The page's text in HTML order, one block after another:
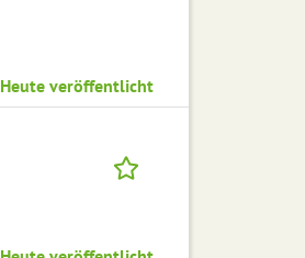
Heute veröffentlicht